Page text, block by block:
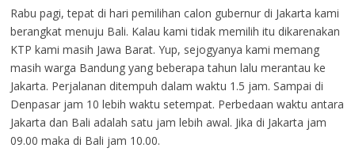
Rabu pagi, tepat di hari pemilihan calon gubernur di Jakarta kami
berangkat menuju Bali. Kalau kami tidak memilih itu dikarenakan
KTP kami masih Jawa Barat. Yup, sejogyanya kami memang
masih warga Bandung yang beberapa tahun lalu merantau ke
Jakarta. Perjalanan ditempuh dalam waktu 1.5 jam. Sampai di
Denpasar jam 10 lebih waktu setempat. Perbedaan waktu antara
Jakarta dan Bali adalah satu jam lebih awal. Jika di Jakarta jam
09.00 maka di Bali jam 10.00.